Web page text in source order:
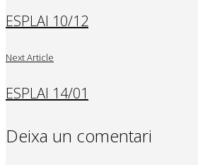
ESPLAI 10/12
Next Article
ESPLAI 14/01
Deixa un comentari